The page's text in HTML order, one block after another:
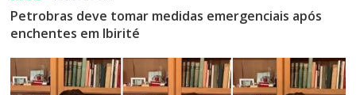
Petrobras deve tomar medidas emergenciais após
enchentes em Ibirité